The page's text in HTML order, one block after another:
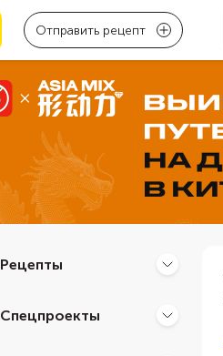
Отправить рецепт
Рецепты
Спецпроекты